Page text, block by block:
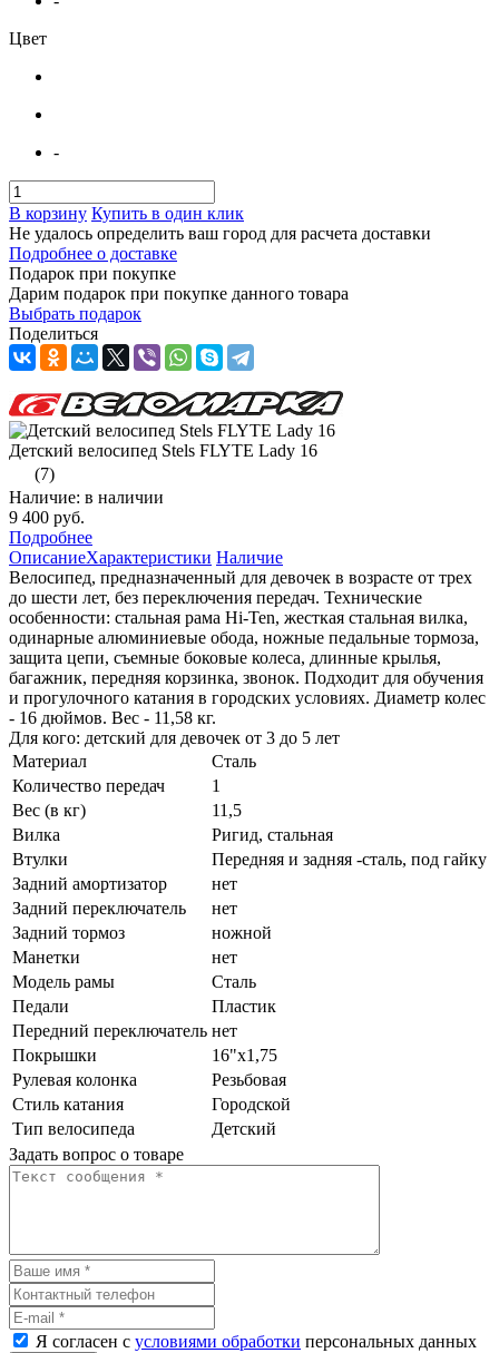
Цвет
-
В корзину Купить в один клик
Не удалось определить ваш город для расчета доставки
Подробнее о доставке
Подарок при покупке
Дарим подарок при покупке данного товара
Выбрать подарок
Поделиться
Детский велосипед Stels FLYTE Lady 16
(7)
Наличие: в наличии
9 400 руб.
Подробнее
ОписаниеХарактеристики Наличие
Велосипед, предназначенный для девочек в возрасте от трех
до шести лет, без переключения передач. Технические
особенности: стальная рама Hi-Ten, жесткая стальная вилка,
одинарные алюминиевые обода, ножные педальные тормоза,
защита цепи, съемные боковые колеса, длинные крылья,
багажник, передняя корзинка, звонок. Подходит для обучения
и прогулочного катания в городских условиях. Диаметр колес
- 16 дюймов. Вес - 11,58 кг.
Для кого: детский для девочек от 3 до 5 лет
Материал
Сталь
Количество передач
1
Вес (в кг)
11,5
Вилка
Ригид, стальная
Втулки
Передняя и задняя -сталь, под гайку
Задний амортизатор
нет
Задний переключатель
нет
Задний тормоз
ножной
Манетки
нет
Модель рамы
Сталь
Педали
Пластик
Передний переключатель нет
Покрышки
16"х1,75
Рулевая колонка
Резьбовая
Стиль катания
Городской
Тип велосипеда
Детский
Задать вопрос о товаре
Я согласен с условиями обработки персональных данных